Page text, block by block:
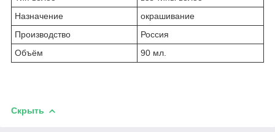
Назначение
окрашивание
Производство
Россия
Объём
90 мл.
Скрыть